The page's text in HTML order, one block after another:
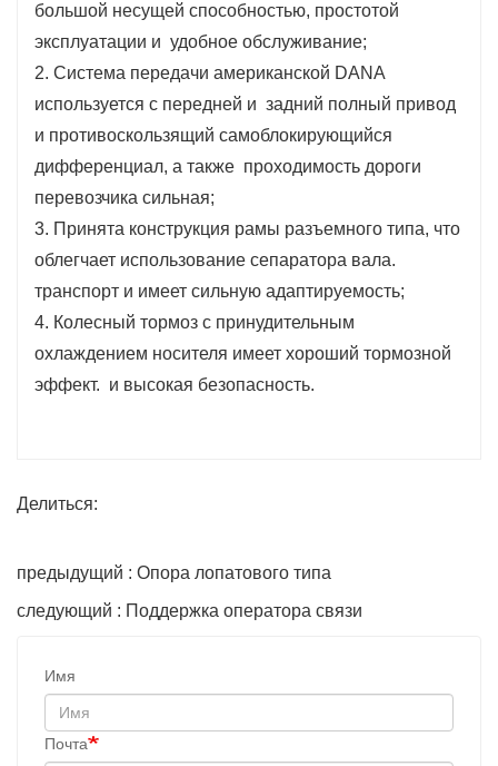
большой несущей способностью, простотой
эксплуатации и удобное обслуживание;
2. Система передачи американской DANA
используется с передней и задний полный привод
и противоскользящий самоблокирующийся
дифференциал, а также проходимость дороги
перевозчика сильная;
3. Принята конструкция рамы разъемного типа, что
облегчает использование сепаратора вала.
транспорт и имеет сильную адаптируемость;
4. Колесный тормоз с принудительным
охлаждением носителя имеет хороший тормозной
эффект. и высокая безопасность.
Делиться:
предыдущий : Опора лопатового типа
следующий : Поддержка оператора связи
Имя
Почта